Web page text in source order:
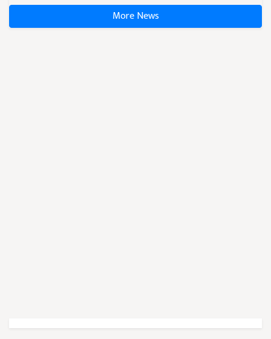
More News